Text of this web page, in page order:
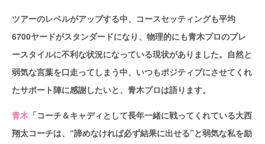
ツアーのレベルがアップする中、コースセッティングも平均
6700ヤードがスタンダードになり、物理的にも青木プロのプレ
ースタイルに不利な状況になっている現状がありました。自然と
弱気な言葉を口走ってしまう中、いつもポジティブにさせてくれ
たサポート陣に感謝したいと、青木プロは語ります。
青木 「コーチ＆キャディとして長年一緒に戦ってくれている大西
翔太コーチは、“諦めなければ必ず結果に出せる”と弱気な私を励